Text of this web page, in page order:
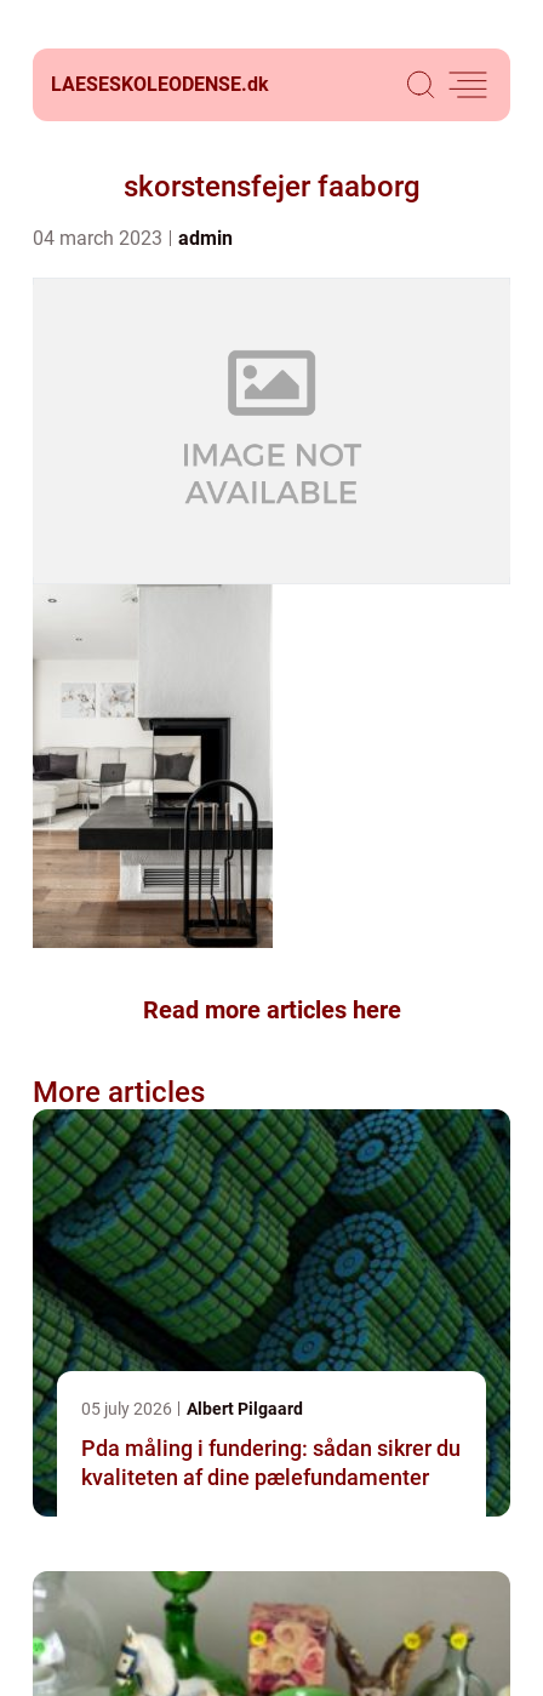
LAESESKOLEODENSE.dk
skorstensfejer faaborg
04 march 2023 admin
Read more articles here
More articles
05 july 2026 Albert Pilgaard
Pda måling i fundering: sådan sikrer du
kvaliteten af dine pælefundamenter